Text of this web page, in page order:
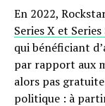
En 2022,
Series X et Series
qui bénéficiant
par rapport aux
alors pas
politique : à